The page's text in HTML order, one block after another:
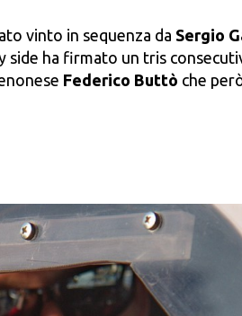
vinto in sequenza da Sergio
side ha firmato un tris
Federico Buttò che